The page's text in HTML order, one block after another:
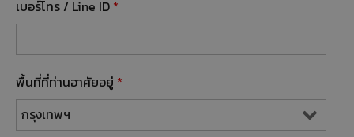
เบอร์โทร / Line ID *
พื้นที่ที่ท่านอาศัยอยู่ *